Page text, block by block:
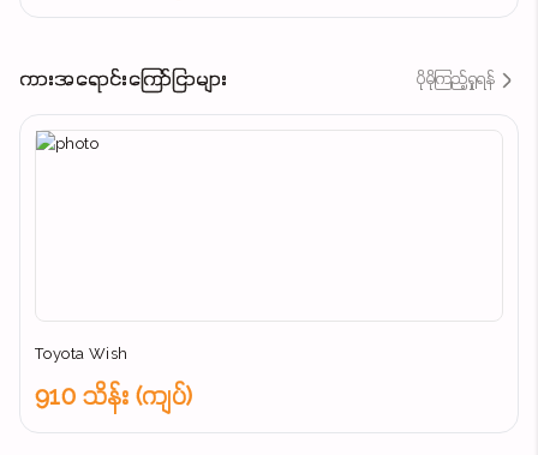
ကားအရောင်းကြော်ငြာများ ပိုမိုကြည့်ရှုရန်
Toyota Wish
910 သိန်း (ကျပ်)